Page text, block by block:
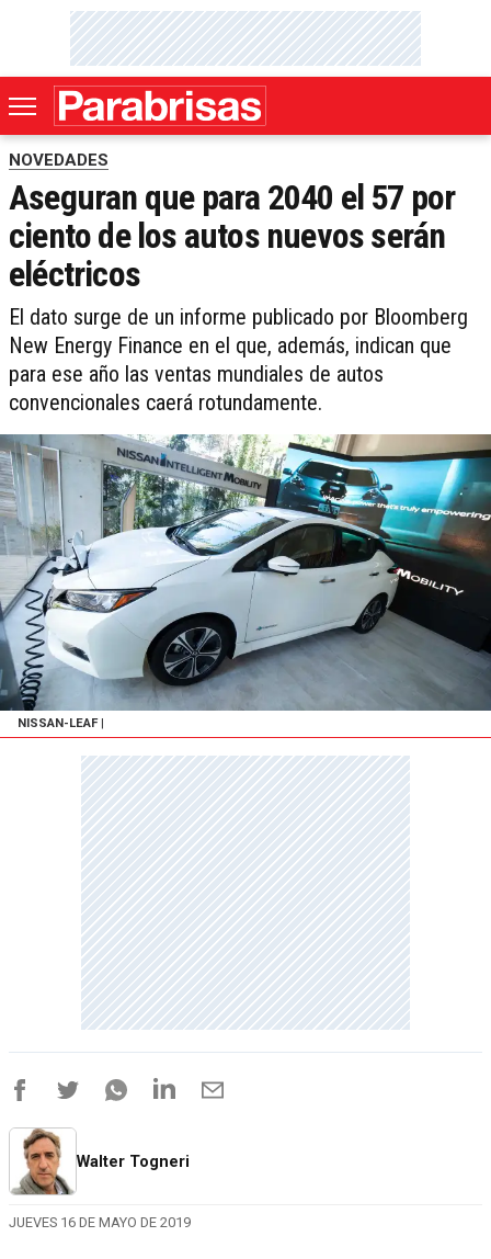
NOVEDADES
Aseguran que para 2040 el 57 por
ciento de los autos nuevos serán
eléctricos
El dato surge de un informe publicado por Bloomberg
New Energy Finance en el que, además, indican que
para ese año las ventas mundiales de autos
convencionales caerá rotundamente.
NISSAN-LEAF|
Walter Togneri
JUEVES 16 DE MAYO DE 2019